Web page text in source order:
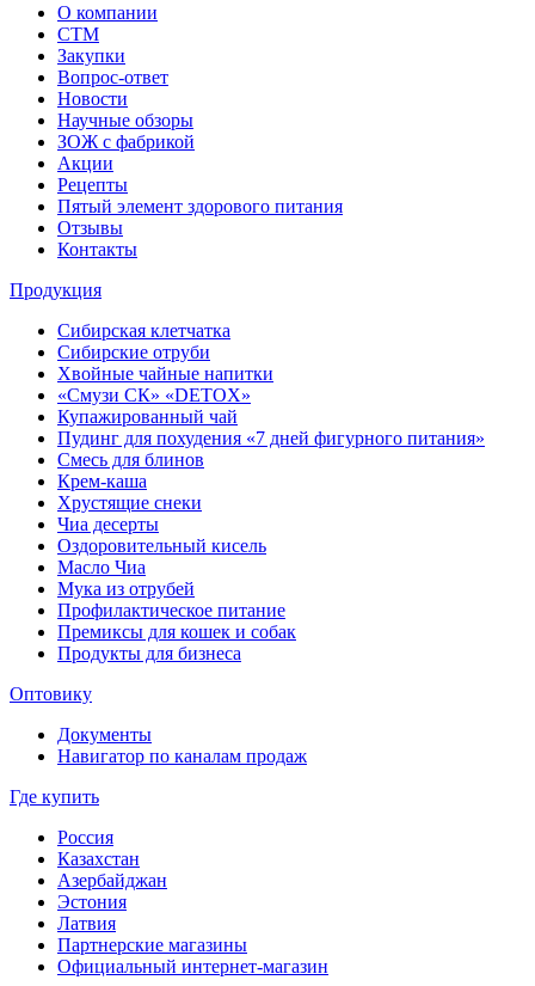
О компании
СТМ
Закупки
Вопрос-ответ
Новости
Научные обзоры
ЗОЖ с фабрикой
Акции
Рецепты
Пятый элемент здорового питания
Отзывы
Контакты
Продукция
Сибирская клетчатка
Сибирские отруби
Хвойные чайные напитки
«Смузи СК» «DETOX»
Купажированный чай
Пудинг для похудения «7 дней фигурного питания»
Смесь для блинов
Крем-каша
Хрустящие снеки
Чиа десерты
Оздоровительный кисель
Масло Чиа
Мука из отрубей
Профилактическое питание
Премиксы для кошек и собак
Продукты для бизнеса
Оптовику
Документы
Навигатор по каналам продаж
Где купить
Россия
Казахстан
Азербайджан
Эстония
Латвия
Партнерские магазины
Официальный интернет-магазин